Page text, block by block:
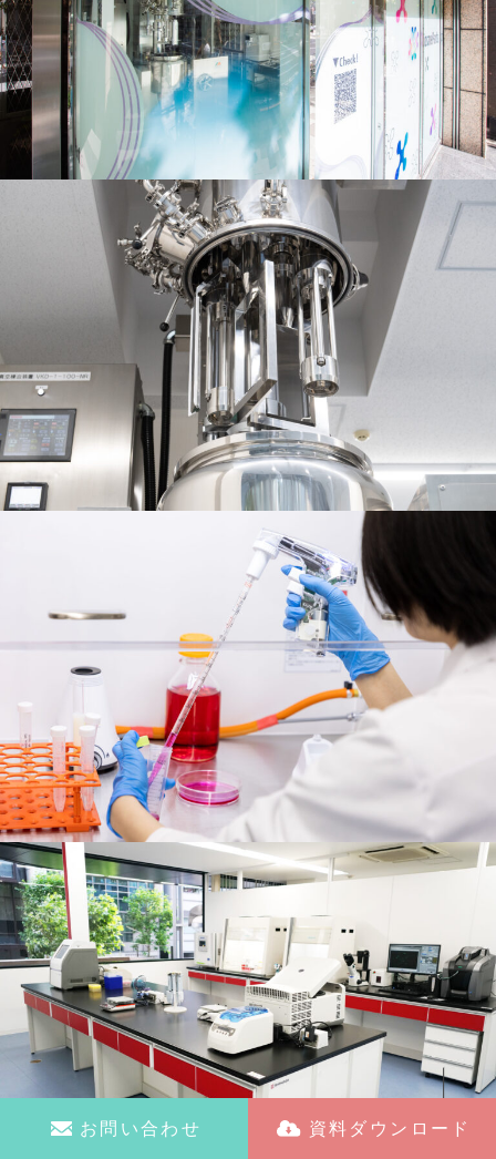
お問い合わせ 資料ダウンロード